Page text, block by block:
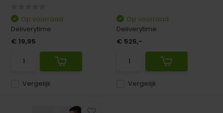
Vergelijk
Op voorraad
Deliverytime
€ 19,95
Vergelijk
Op voorraad
Deliverytime
€ 525,-